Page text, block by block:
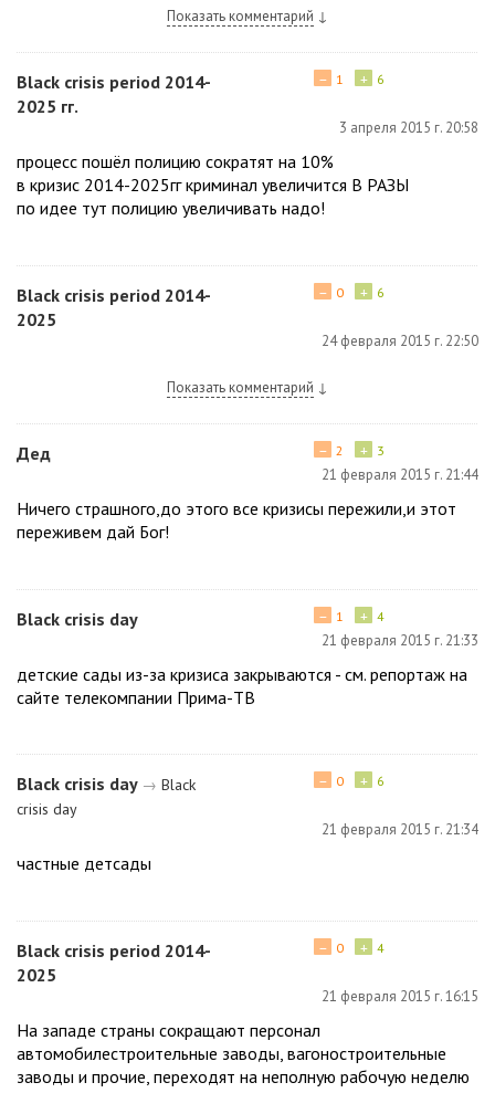
Показать комментарий ↓
Black crisis period 2014-
2025 гг.
+ 6
− 1
3 апреля 2015 г. 20:58
процесс пошёл полицию сократят на 10%
в кризис 2014-2025гг криминал увеличится В РАЗЫ
по идее тут полицию увеличивать надо!
Black crisis period 2014-
2025
+ 6
− 0
24 февраля 2015 г. 22:50
Показать комментарий ↓
Дед + 3
− 2
21 февраля 2015 г. 21:44
Ничего страшного,до этого все кризисы пережили,и этот
переживем дай Бог!
Black crisis day + 4
− 1
21 февраля 2015 г. 21:33
детские сады из-за кризиса закрываются - см. репортаж на
сайте телекомпании Прима-ТВ
Black crisis day → Black
crisis day
+ 6
− 0
21 февраля 2015 г. 21:34
частные детсады
Black crisis period 2014-
2025
+ 4
− 0
21 февраля 2015 г. 16:15
На западе страны сокращают персонал
автомобилестроительные заводы, вагоностроительные
заводы и прочие, переходят на неполную рабочую неделю